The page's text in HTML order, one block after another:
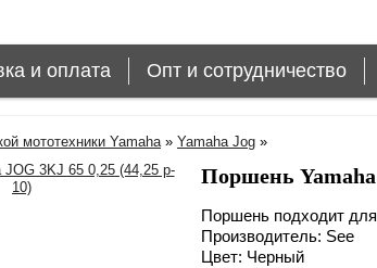
и оплата Опт и сотрудничество
мототехники Yamaha» Yamaha Jog »
Поршень Yamaha
Поршень подходит
Производитель: See
Цвет: Черный